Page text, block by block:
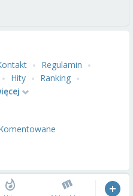
Regulamin
Hity
Ranking